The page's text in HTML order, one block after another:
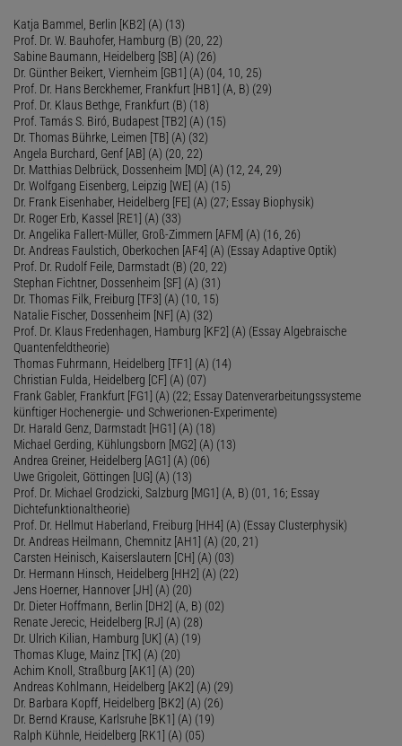
Katja Bammel, Berlin [KB2] (A) (13)
Prof. Dr. W. Bauhofer, Hamburg (B) (20, 22)
Sabine Baumann, Heidelberg [SB] (A) (26)
Dr. Günther Beikert, Viernheim [GB1] (A) (04, 10, 25)
Prof. Dr. Hans Berckhemer, Frankfurt [HB1] (A, B) (29)
Prof. Dr. Klaus Bethge, Frankfurt (B) (18)
Prof. Tamás S. Biró, Budapest [TB2] (A) (15)
Dr. Thomas Bührke, Leimen [TB] (A) (32)
Angela Burchard, Genf [AB] (A) (20, 22)
Dr. Matthias Delbrück, Dossenheim [MD] (A) (12, 24, 29)
Dr. Wolfgang Eisenberg, Leipzig [WE] (A) (15)
Dr. Frank Eisenhaber, Heidelberg [FE] (A) (27; Essay Biophysik)
Dr. Roger Erb, Kassel [RE1] (A) (33)
Dr. Angelika Fallert-Müller, Groß-Zimmern [AFM] (A) (16, 26)
Dr. Andreas Faulstich, Oberkochen [AF4] (A) (Essay Adaptive Optik)
Prof. Dr. Rudolf Feile, Darmstadt (B) (20, 22)
Stephan Fichtner, Dossenheim [SF] (A) (31)
Dr. Thomas Filk, Freiburg [TF3] (A) (10, 15)
Natalie Fischer, Dossenheim [NF] (A) (32)
Prof. Dr. Klaus Fredenhagen, Hamburg [KF2] (A) (Essay Algebraische
Quantenfeldtheorie)
Thomas Fuhrmann, Heidelberg [TF1] (A) (14)
Christian Fulda, Heidelberg [CF] (A) (07)
Frank Gabler, Frankfurt [FG1] (A) (22; Essay Datenverarbeitungssysteme
künftiger Hochenergie- und Schwerionen-Experimente)
Dr. Harald Genz, Darmstadt [HG1] (A) (18)
Michael Gerding, Kühlungsborn [MG2] (A) (13)
Andrea Greiner, Heidelberg [AG1] (A) (06)
Uwe Grigoleit, Göttingen [UG] (A) (13)
Prof. Dr. Michael Grodzicki, Salzburg [MG1] (A, B) (01, 16; Essay
Dichtefunktionaltheorie)
Prof. Dr. Hellmut Haberland, Freiburg [HH4] (A) (Essay Clusterphysik)
Dr. Andreas Heilmann, Chemnitz [AH1] (A) (20, 21)
Carsten Heinisch, Kaiserslautern [CH] (A) (03)
Dr. Hermann Hinsch, Heidelberg [HH2] (A) (22)
Jens Hoerner, Hannover [JH] (A) (20)
Dr. Dieter Hoffmann, Berlin [DH2] (A, B) (02)
Renate Jerecic, Heidelberg [RJ] (A) (28)
Dr. Ulrich Kilian, Hamburg [UK] (A) (19)
Thomas Kluge, Mainz [TK] (A) (20)
Achim Knoll, Straßburg [AK1] (A) (20)
Andreas Kohlmann, Heidelberg [AK2] (A) (29)
Dr. Barbara Kopff, Heidelberg [BK2] (A) (26)
Dr. Bernd Krause, Karlsruhe [BK1] (A) (19)
Ralph Kühnle, Heidelberg [RK1] (A) (05)